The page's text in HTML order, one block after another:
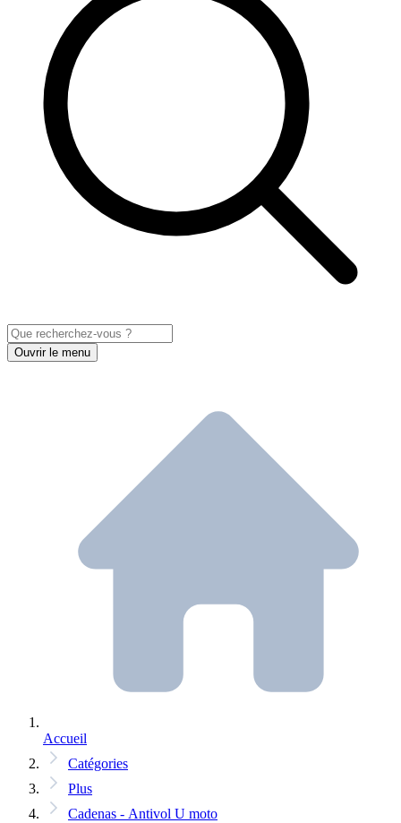
Ouvrir le menu
Accueil
Catégories
Plus
Cadenas - Antivol U moto